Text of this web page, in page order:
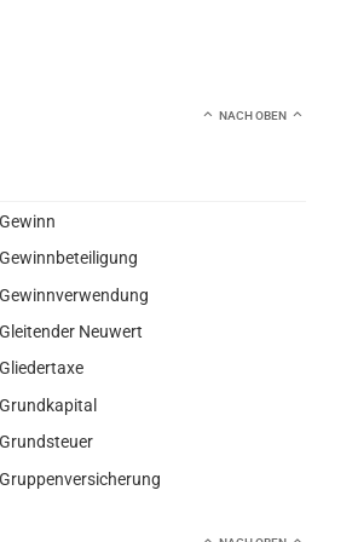
NACH OBEN
Gewinn
Gewinnbeteiligung
Gewinnverwendung
Gleitender Neuwert
Gliedertaxe
Grundkapital
Grundsteuer
Gruppenversicherung